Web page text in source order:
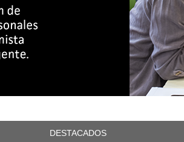
DESTACADOS